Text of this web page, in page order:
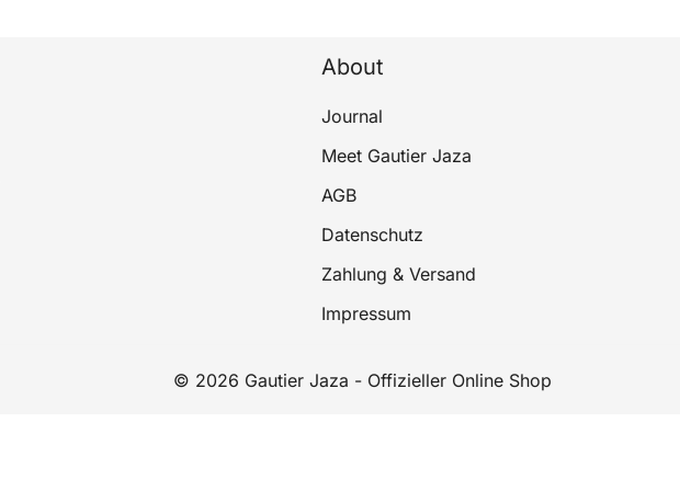
About
Journal
Meet Gautier Jaza
AGB
Datenschutz
Zahlung & Versand
Impressum
© 2026 Gautier Jaza - Offizieller Online Shop